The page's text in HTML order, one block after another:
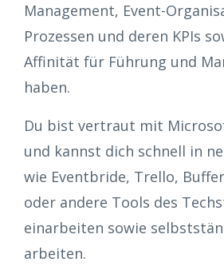
Management, Event-
Prozessen und deren KPIs
Affinität für Führung und
haben.
Du bist vertraut mit
und kannst dich schnell in
wie Eventbride, Trello,
oder andere Tools des
einarbeiten sowie
arbeiten.